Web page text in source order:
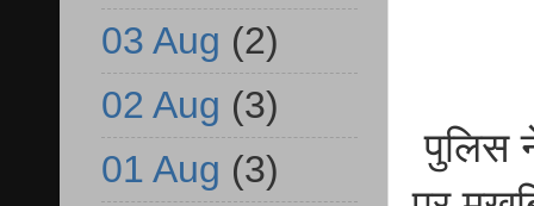
पुलिस
03 Aug (2)
02 Aug (3)
01 Aug (3)